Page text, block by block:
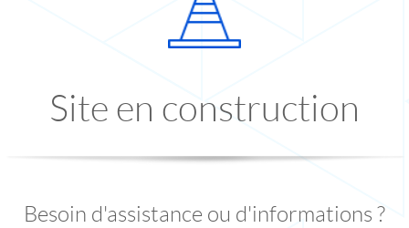
Site en construction
Besoin d'assistance ou d'informations ?